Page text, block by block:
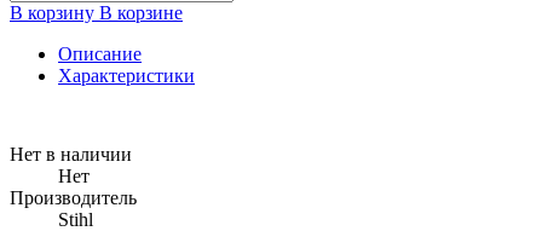
В корзину В корзине
Описание
Характеристики
Нет в наличии
Нет
Производитель
Stihl